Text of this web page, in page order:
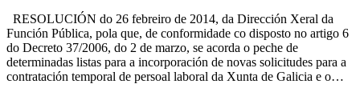
RESOLUCIÓN do 26 febreiro de 2014, da Dirección Xeral da
Función Pública, pola que, de conformidade co disposto no artigo 6
do Decreto 37/2006, do 2 de marzo, se acorda o peche de
determinadas listas para a incorporación de novas solicitudes para a
contratación temporal de persoal laboral da Xunta de Galicia e o…